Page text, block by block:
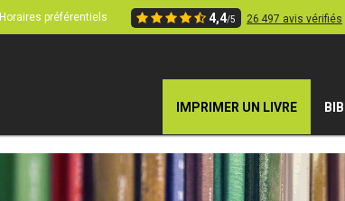
Horaires préférentiels 4,4/5 26 497 avis vérifiés
IMPRIMER UN LIVRE